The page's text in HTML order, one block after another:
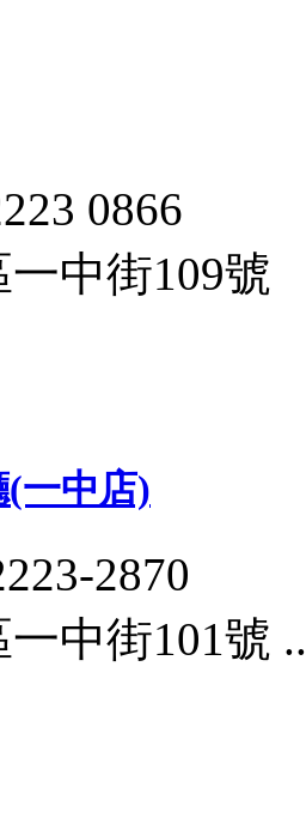
0866
中街109號
一中店)
2870
中街101號 ..